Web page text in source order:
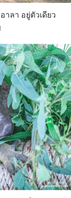
ลา อยู่ตัวเดียว